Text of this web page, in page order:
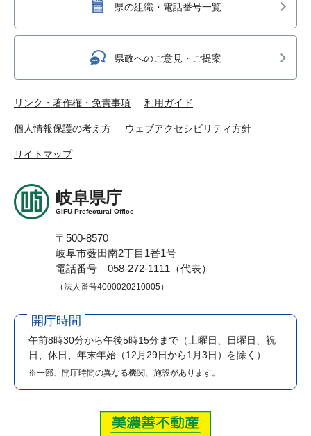
県の組織・電話番号一覧
県政へのご意見・ご提案
リンク・著作権・免責事項 利用ガイド
個人情報保護の考え方 ウェブアクセシビリティ方針
サイトマップ
岐阜県庁
GIFU Prefectural Office
〒500-8570
岐阜市薮田南2丁目1番1号
電話番号 058-272-1111（代表）
（法人番号4000020210005）
開庁時間
午前8時30分から午後5時15分まで （土曜日、日曜日、祝
日、休日、年末年始（12月29日から1月3日）を除く）
※一部、開庁時間の異なる機関、施設があります。